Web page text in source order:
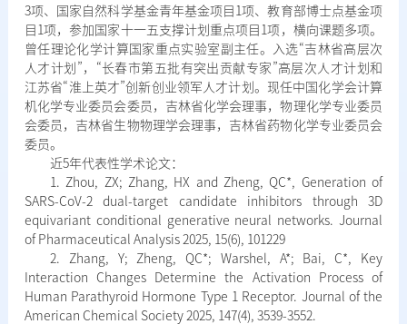
3项、国家自然科学基金青年基金项目1项、教育部博士点基金项
目1项，参加国家十一五支撑计划重点项目1项，横向课题多项。
曾任理论化学计算国家重点实验室副主任。入选“吉林省高层次
人才计划”，“长春市第五批有突出贡献专家”高层次人才计划和
江苏省“淮上英才”创新创业领军人才计划。现任中国化学会计算
机化学专业委员会委员，吉林省化学会理事，物理化学专业委员
会委员，吉林省生物物理学会理事，吉林省药物化学专业委员会
委员。
近5年代表性学术论文：
1. Zhou, ZX; Zhang, HX and Zheng, QC*, Generation of
SARS-CoV-2 dual-target candidate inhibitors through 3D
equivariant conditional generative neural networks. Journal
of Pharmaceutical Analysis 2025, 15(6), 101229
2. Zhang, Y; Zheng, QC*; Warshel, A*; Bai, C*, Key
Interaction Changes Determine the Activation Process of
Human Parathyroid Hormone Type 1 Receptor. Journal of the
American Chemical Society 2025, 147(4), 3539-3552.